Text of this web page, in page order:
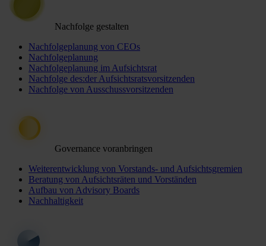
Nachfolge gestalten
Nachfolgeplanung von CEOs
Nachfolgeplanung
Nachfolgeplanung im Aufsichtsrat
Nachfolge des:der Aufsichtsratsvorsitzenden
Nachfolge von Ausschussvorsitzenden
Governance voranbringen
Weiterentwicklung von Vorstands- und Aufsichtsgremien
Beratung von Aufsichtsräten und Vorständen
Aufbau von Advisory Boards
Nachhaltigkeit